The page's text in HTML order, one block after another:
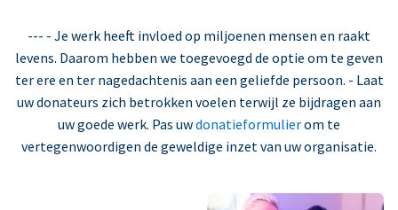
--- - Je werk heeft invloed op miljoenen mensen en raakt
levens. Daarom hebben we toegevoegd de optie om te geven
ter ere en ter nagedachtenis aan een geliefde persoon. - Laat
uw donateurs zich betrokken voelen terwijl ze bijdragen aan
uw goede werk. Pas uwdonatieformulierom te
vertegenwoordigen de geweldige inzet van uw organisatie.